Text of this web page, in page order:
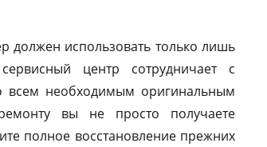
должен использовать только лишь
центр сотрудничает с
всем необходимым оригинальным
вы не просто получаете
полное восстановление прежних